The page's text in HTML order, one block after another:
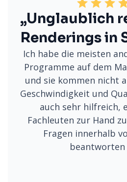
„Unglaublich
Renderings in
Ich habe die meisten
Programme auf dem
und sie kommen nicht
Geschwindigkeit und
auch sehr hilfreich,
Fachleuten zur Hand
Fragen innerhalb
beantworten